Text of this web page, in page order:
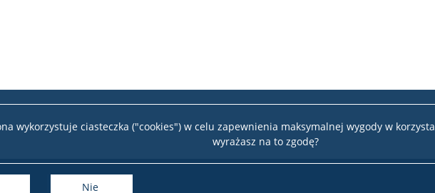
wykorzystuje ciasteczka ("cookies") w celu zapewnienia maksymalnej wygody w
wyrażasz na to zgodę?
Nie